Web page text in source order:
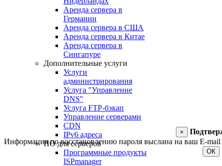
Аренда сервера в
Германии
Аренда сервера в США
Аренда сервера в Китае
Аренда сервера в
Сингапуре
Дополнительные услуги
Услуги
администрирования
Услуга "Управление
DNS"
Услуга FTP-бэкап
Управление серверами
CDN
IPv6 адреса
ПО для серверов
Программные продукты
ISPmanager
×
Информация по восстановлению пароля выслана на ваш E-
ОК